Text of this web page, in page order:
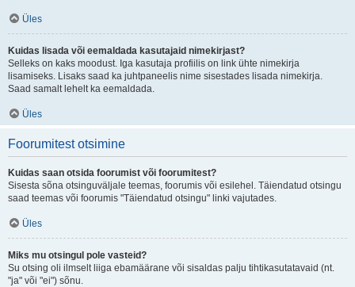
Üles
Kuidas lisada või eemaldada kasutajaid nimekirjast?
Selleks on kaks moodust. Iga kasutaja profiilis on link ühte nimekirja
lisamiseks. Lisaks saad ka juhtpaneelis nime sisestades lisada nimekirja.
Saad samalt lehelt ka eemaldada.
Üles
Foorumitest otsimine
Kuidas saan otsida foorumist või foorumitest?
Sisesta sõna otsinguväljale teemas, foorumis või esilehel. Täiendatud otsingu
saad teemas või foorumis "Täiendatud otsingu" linki vajutades.
Üles
Miks mu otsingul pole vasteid?
Su otsing oli ilmselt liiga ebamäärane või sisaldas palju tihtikasutatavaid (nt.
"ja" või "ei") sõnu.